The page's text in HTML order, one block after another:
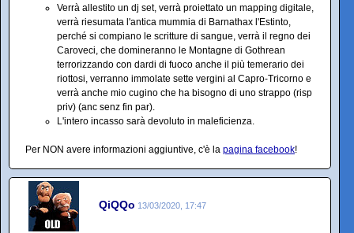
Verrà allestito un dj set, verrà proiettato un mapping digitale,
verrà riesumata l'antica mummia di Barnathax l'Estinto,
perché si compiano le scritture di sangue, verrà il regno dei
Caroveci, che domineranno le Montagne di Gothrean
terrorizzando con dardi di fuoco anche il più temerario dei
riottosi, verranno immolate sette vergini al Capro-Tricorno e
verrà anche mio cugino che ha bisogno di uno strappo (risp
priv) (anc senz fin par).
L'intero incasso sarà devoluto in maleficienza.
Per NON avere informazioni aggiuntive, c'è la pagina facebook!
QiQQo 13/03/2020, 17:47